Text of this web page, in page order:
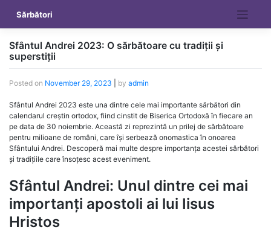
content
Sărbători
Sfântul Andrei 2023: O sărbătoare cu tradiții și
superstiții
Posted on November 29, 2023 by admin
Sfântul Andrei 2023 este una dintre cele mai importante sărbători din
calendarul creștin ortodox, fiind cinstit de Biserica Ortodoxă în fiecare an
pe data de 30 noiembrie. Această zi reprezintă un prilej de sărbătoare
pentru milioane de români, care își serbează onomastica în onoarea
Sfântului Andrei. Descoperă mai multe despre importanța acestei sărbători
și tradițiile care însoțesc acest eveniment.
Sfântul Andrei: Unul dintre cei mai
importanți apostoli ai lui Iisus
Hristos